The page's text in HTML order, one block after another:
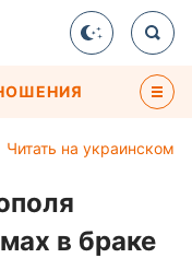
Читать на украинском
в браке